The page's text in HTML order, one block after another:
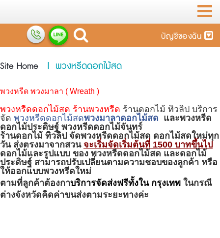
บัญชีของฉัน
Site Home | พวงหรีดดอกไม้สด
พวงหรีด พวงมาลา ( Wreath )
พวงหรีดดอกไม้สด ร้านพวงหรีด ร้านดอกไม้ ทิวลิป บริการ
จัด พวงหรีดดอกไม้สดพวงมาลาดอกไม้สด และพวงหรีด
ดอกไม้ประดิษฐ์ พวงหรีดดอกไม้จันทร์
ร้านดอกไม้ ทิวลิป จัดพวงหรีดดอกไม้สด ดอกไม้สดใหม่ทุก
วัน ส่งตรงมาจากสวน จะเริ่มจัดเริ่มต้นที่ 1500 บาทขึ้นไป
ดอกไม้และรูปแบบ ของ พวงหรีดดอกไม้สด และดอกไม้
ประดิษฐ์ สามารถปรับเปลี่ยนตามความชอบของลูกค้า หรือ
ให้ออกแบบพวงหรีดใหม่
ตามที่ลูกค้าต้องกาบริการจัดส่งฟรีทั้งใน กรุงเทพ ในกรณี
ต่างจังหวัดคิดค่าขนส่งตามระยะทางค่ะ